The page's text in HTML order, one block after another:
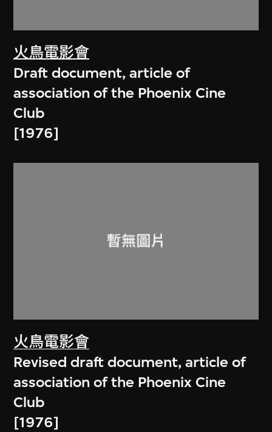
火鳥電影會
Draft document, article of
association of the Phoenix Cine
Club
[1976]
火鳥電影會
Revised draft document, article of
association of the Phoenix Cine
Club
[1976]